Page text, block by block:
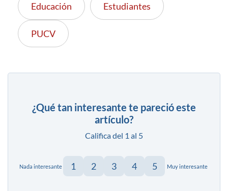
Educación Estudiantes
PUCV
¿Qué tan interesante te pareció este
artículo?
Califica del 1 al 5
Nada interesante 1 2 3 4 5 Muy interesante